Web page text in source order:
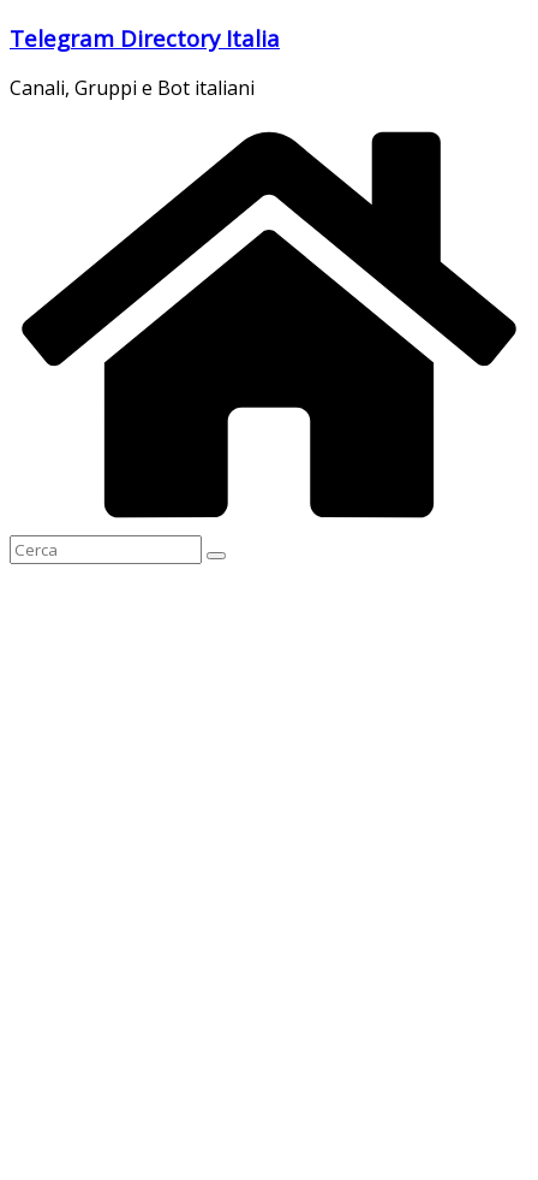
Salta
contenuto
Telegram Directory Italia
Canali, Gruppi e Bot italiani